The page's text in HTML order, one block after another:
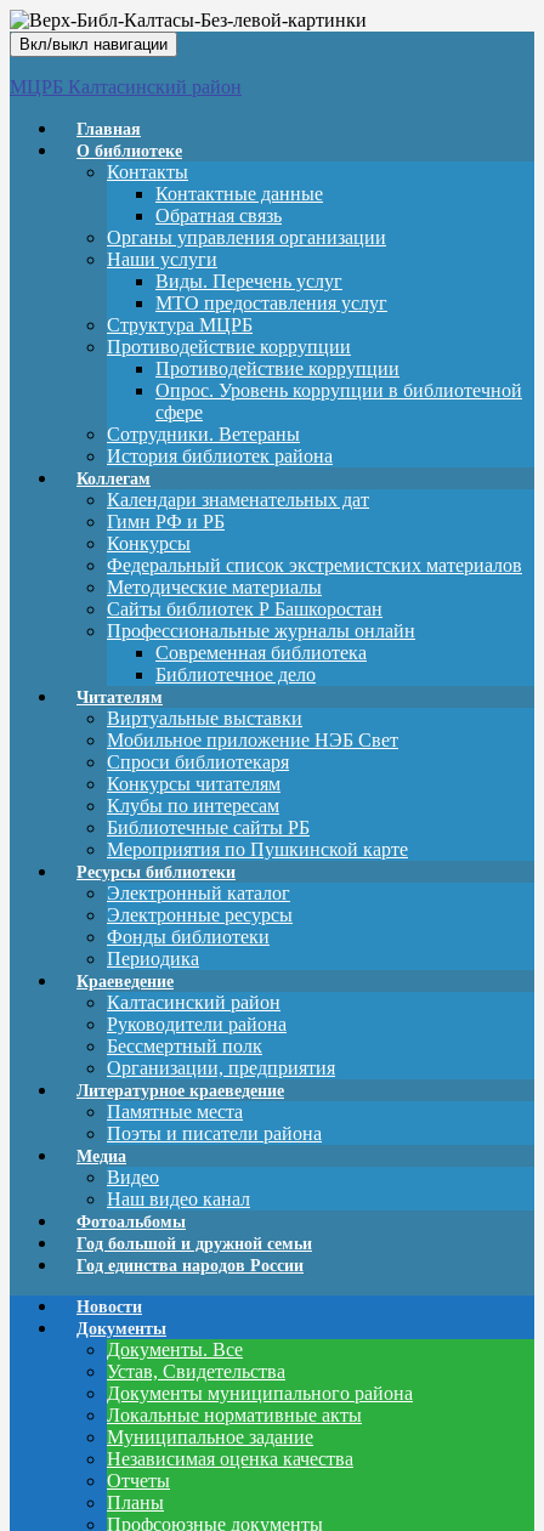
Вкл/выкл навигации
МЦРБ Калтасинский район
Главная
О библиотеке
Контакты
Контактные данные
Обратная связь
Органы управления организации
Наши услуги
Виды. Перечень услуг
МТО предоставления услуг
Структура МЦРБ
Противодействие коррупции
Противодействие коррупции
Опрос. Уровень коррупции в библиотечной
сфере
Сотрудники. Ветераны
История библиотек района
Коллегам
Календари знаменательных дат
Гимн РФ и РБ
Конкурсы
Федеральный список экстремистских материалов
Методические материалы
Сайты библиотек Р Башкоростан
Профессиональные журналы онлайн
Современная библиотека
Библиотечное дело
Читателям
Виртуальные выставки
Мобильное приложение НЭБ Свет
Спроси библиотекаря
Конкурсы читателям
Клубы по интересам
Библиотечные сайты РБ
Мероприятия по Пушкинской карте
Ресурсы библиотеки
Электронный каталог
Электронные ресурсы
Фонды библиотеки
Периодика
Краеведение
Калтасинский район
Руководители района
Бессмертный полк
Организации, предприятия
Литературное краеведение
Памятные места
Поэты и писатели района
Медиа
Видео
Наш видео канал
Фотоальбомы
Год большой и дружной семьи
Год единства народов России
Новости
Документы
Документы. Все
Устав, Свидетельства
Документы муниципального района
Локальные нормативные акты
Муниципальное задание
Независимая оценка качества
Отчеты
Планы
Профсоюзные документы